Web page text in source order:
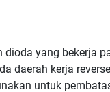
dioda yang bekerja
daerah kerja reverse
untuk